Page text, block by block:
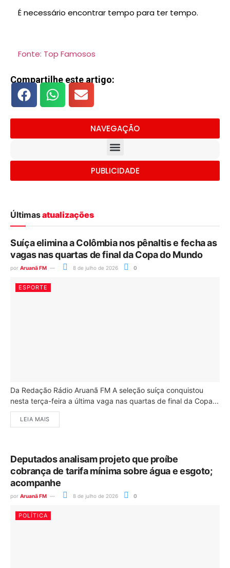
É necessário encontrar tempo para ter tempo.
Fonte: Top Famosos
Compartilhe este artigo:
NAVEGAÇÃO
PUBLICIDADE
Últimasatualizações
Suíça elimina a Colômbia nos pênaltis e fecha as
vagas nas quartas de final da Copa do Mundo
por Aruanã FM 8 de julho de 2026 0
ESPORTE
Da Redação Rádio Aruanã FM A seleção suíça conquistou
nesta terça-feira a última vaga nas quartas de final da Copa...
LEIA MAIS
Deputados analisam projeto que proíbe
cobrança de tarifa mínima sobre água e esgoto;
acompanhe
por Aruanã FM 8 de julho de 2026 0
POLÍTICA